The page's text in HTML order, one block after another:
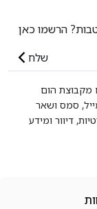
הרשמו כאן
שלח
מקבוצת הום
סמס ושאר
דיוור ומידע